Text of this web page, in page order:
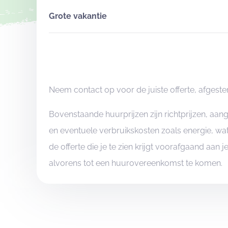
Grote vakantie
Neem contact op voor de juiste offerte,
Bovenstaande huurprijzen zijn richtprijzen,
en eventuele verbruikskosten zoals energie,
de offerte die je te zien krijgt voorafgaand aan
alvorens tot een huurovereenkomst te komen.